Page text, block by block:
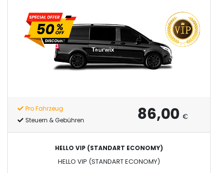
Pro Fahrzeug
Steuern & Gebühren
86,00 €
HELLO VIP (STANDART ECONOMY)
HELLO VIP (STANDART ECONOMY)